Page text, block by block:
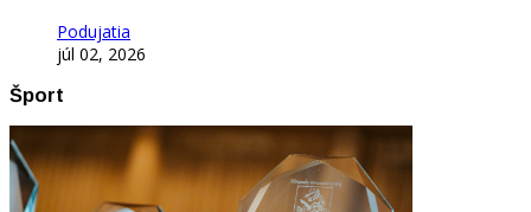
Podujatia
júl 02, 2026
Šport